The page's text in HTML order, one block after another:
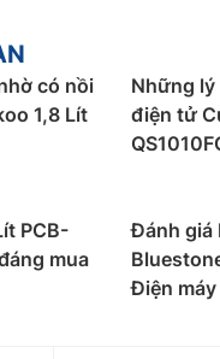
Bắc Giang xin vui
có nồi
1,8 Lít
Những lý
điện tử
PCB-
mua
Đánh giá
Điện